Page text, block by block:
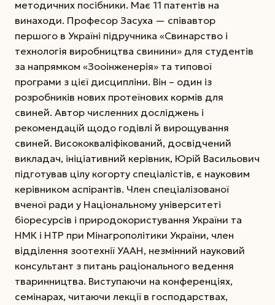
методичних посібники. Має 11 патентів на
винаходи. Професор Засуха — співавтор
першого в Україні підручника «Свинарство і
технологія виробництва свинини» для студентів
за напрямком «Зооінженерія» та типової
програми з цієї дисципліни. Він – один із
розробників нових протеїнових кормів для
свиней. Автор численних досліджень і
рекомендацій щодо годівлі й вирощування
свиней. Висококваліфікований, досвідчений
викладач, ініціативний керівник, Юрій Васильович
підготував цілу когорту спеціалістів, є науковим
керівником аспірантів. Член спеціалізованої
вченої ради у Національному університеті
біоресурсів і природокористування України та
НМК і НТР при Мінагрополітики України, член
відділення зоотехнії УААН, незмінний науковий
консультант з питань раціонального ведення
тваринництва. Виступаючи на конференціях,
семінарах, читаючи лекції в господарствах,